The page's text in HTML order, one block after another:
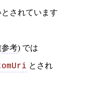
されています
参考) では
とされ